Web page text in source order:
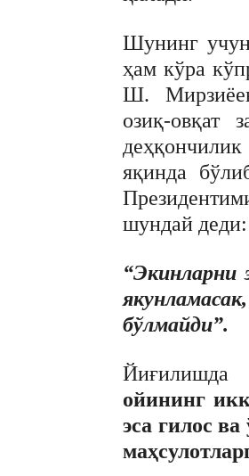
Шунинг учун
ҳам кўра
Ш. Мирзиёев
озиқ-овқат
яқинда
шундай деди:
“Экинларни
бўлмайди”.
Йиғилишда
ойининг
эса гилос